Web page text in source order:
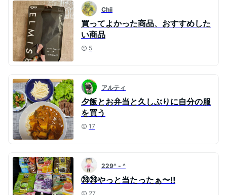
Chii
買ってよかった商品、おすすめした
い商品
5
アルティ
夕飯とお弁当と久しぶりに自分の服
を買う
17
229^ - ^
㉘㉙やっと当たったぁ〜‼️
27